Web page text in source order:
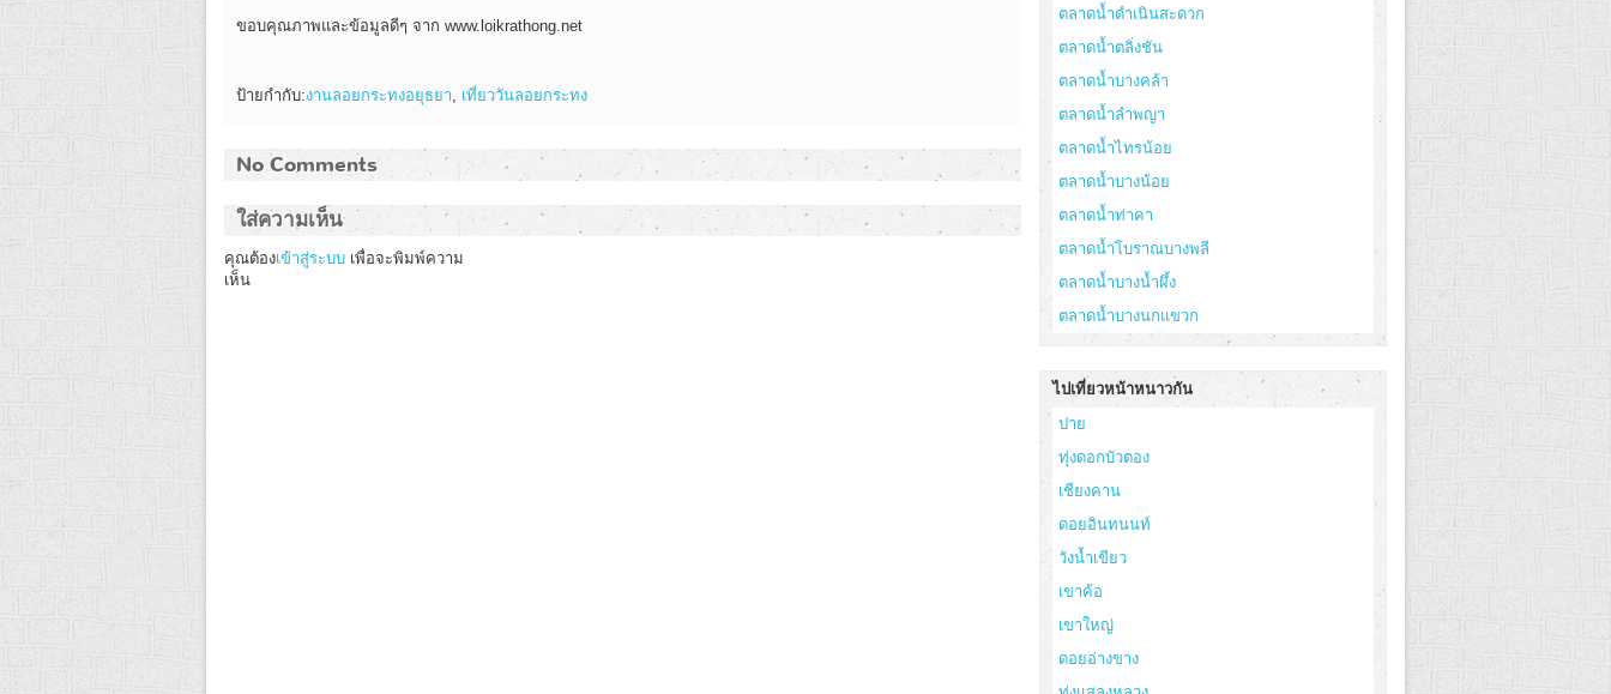
ขอบคุณภาพและข้อมูลดีๆ จาก www.loikrathong.net
ป้ายกำกับ:งานลอยกระทงอยุธยา, เที่ยววันลอยกระทง
No Comments
ใส่ความเห็น
คุณต้องเข้าสู่ระบบ เพื่อจะพิมพ์ความ
เห็น
ตลาดน้ำดำเนินสะดวก
ตลาดน้ำตลิ่งชัน
ตลาดน้ำบางคล้า
ตลาดน้ำลำพญา
ตลาดน้ำไทรน้อย
ตลาดน้ำบางน้อย
ตลาดน้ำท่าคา
ตลาดน้ำโบราณบางพลี
ตลาดน้ำบางน้ำผึ้ง
ตลาดน้ำบางนกแขวก
ไปเที่ยวหน้าหนาวกัน
ปาย
ทุ่งดอกบัวตอง
เชียงคาน
ดอยอินทนนท์
วังน้ำเขียว
เขาค้อ
เขาใหญ่
ดอยอ่างขาง